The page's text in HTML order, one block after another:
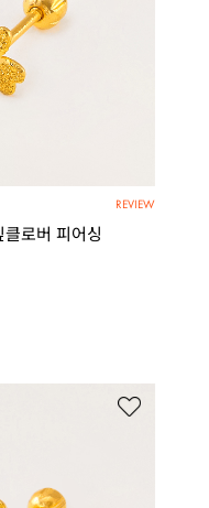
REVIEW
로버 피어싱